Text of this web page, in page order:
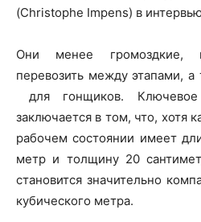
(Christophe Impens) в
Они менее громоздкие,
перевозить между этапами,
для гонщиков. Ключевое
заключается в том, что, хотя
рабочем состоянии имеет
метр и толщину 20
становится значительно
кубического метра.